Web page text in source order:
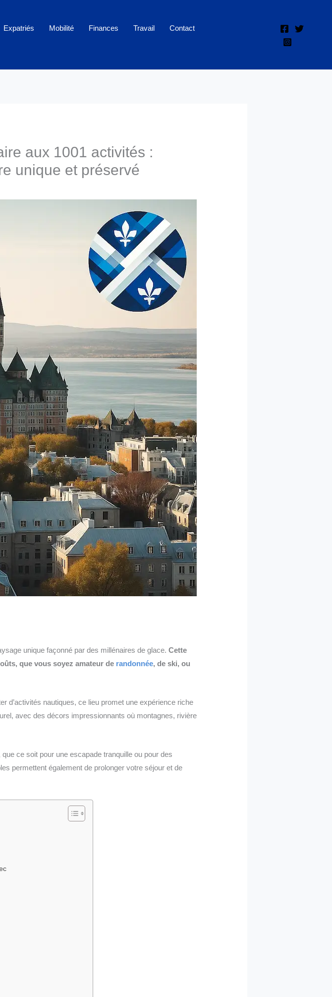
Expatriés Mobilité Finances Travail
Contact
aux 1001 activités :
unique et préservé
unique façonné par des millénaires de glace.Cette
que vous soyez amateur de randonnée, de ski, ou
d’activités nautiques, ce lieu promet une expérience riche
avec des décors impressionnants où montagnes, rivière
ce soit pour une escapade tranquille ou pour des
permettent également de prolonger votre séjour et de